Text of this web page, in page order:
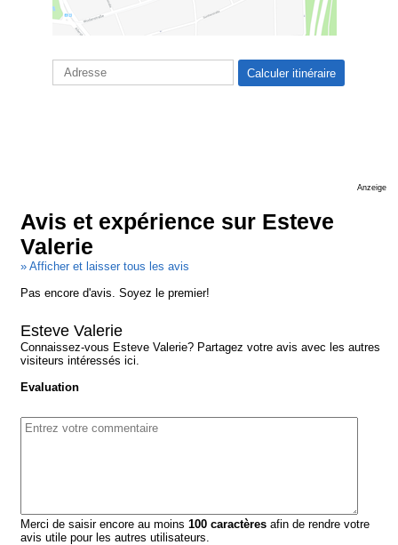
Anzeige
Avis et expérience sur Esteve
Valerie
» Afficher et laisser tous les avis
Pas encore d'avis. Soyez le premier!
Esteve Valerie
Connaissez-vous Esteve Valerie? Partagez votre avis avec les autres
visiteurs intéressés ici.
Evaluation
Merci de saisir encore au moins100 caractères afin de rendre votre
avis utile pour les autres utilisateurs.